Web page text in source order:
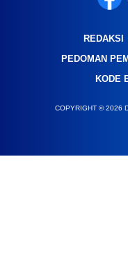
REDAKSI
PEDOMAN
KODE
COPYRIGHT © 2026